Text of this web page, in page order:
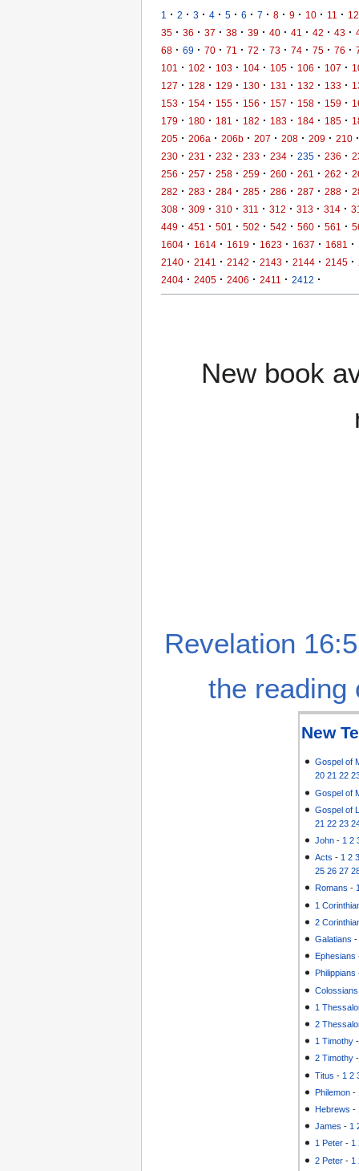
1 · 2 · 3 · 4 · 5 · 6 · 7 · 8 · 9 · 10 · 11 · 12
35 · 36 · 37 · 38 · 39 · 40 · 41 · 42 · 43 ·
68 · 69 · 70 · 71 · 72 · 73 · 74 · 75 · 76 ·
101
· 102 · 103 · 104 · 105 · 106 · 107 ·
127 · 128 · 129 · 130 · 131 · 132 · 133 ·
153 · 154 · 155 · 156 · 157 · 158 · 159 ·
179 · 180 · 181 · 182 · 183 · 184 · 185 ·
205 · 206a · 206b · 207 · 208 · 209 · 210 ·
230 · 231 · 232 · 233 · 234 · 235 · 236 ·
256 · 257 · 258 · 259 · 260 · 261 · 262 ·
282 · 283 · 284 · 285 · 286 · 287 · 288 ·
308 · 309 · 310 · 311 · 312 · 313 · 314 ·
449 · 451 · 501 · 502 · 542 · 560 · 561 ·
1604 · 1614 · 1619 · 1623 · 1637 · 1681 ·
2140 · 2141 · 2142 · 2143 · 2144 · 2145 ·
2404 · 2405 · 2406 · 2411 · 2412 ·
New book
Revelation
the reading
New
Gospel of
20 21 22
Gospel of
Gospel of
21 22 23
John - 1 2
Acts - 1 2
25 26 27
Romans -
1
2
Galatians
Ephesians
Philippians
Colossians
1
2
1 Timothy
2 Timothy
Titus - 1 2
Philemon -
Hebrews -
James - 1
1 Peter -1
2 Peter - 1